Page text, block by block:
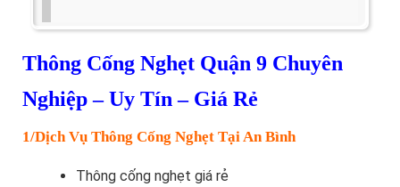
Thông Cống Nghẹt Quận 9 Chuyên
Nghiệp – Uy Tín – Giá Rẻ
1/Dịch Vụ Thông Cống Nghẹt Tại An Bình
Thông cống nghẹt giá rẻ